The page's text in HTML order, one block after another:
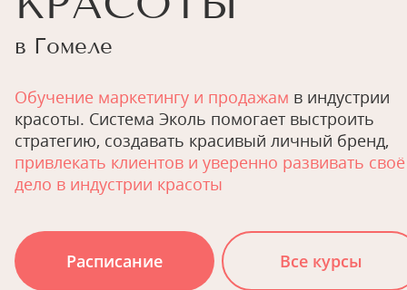
в Гомеле
Обучение маркетингу и продажам в индустрии
красоты. Система Эколь помогает выстроить
стратегию, создавать красивый личный бренд,
привлекать клиентов и уверенно развивать своё
дело в индустрии красоты
Расписание Все курсы